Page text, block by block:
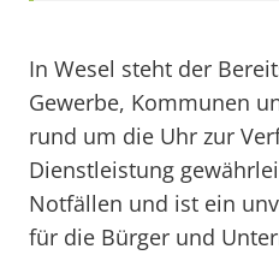
In Wesel steht der
Gewerbe, Kommunen
rund um die Uhr zur
Dienstleistung
Notfällen und ist ein
für die Bürger und